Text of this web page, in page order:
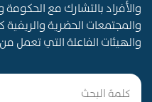
والأفراد بالتشارك مع الحكومة
والمجتمعات الحضرية
والهيئات الفاعلة التي تعمل